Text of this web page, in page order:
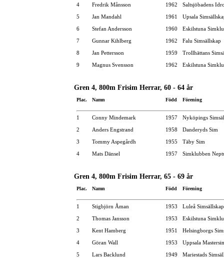
4
Fredrik Månsson 1962
Saltsjöbadens
5
Jan Mandahl 1961
Upsala
6
Stefan Andersson 1960
Eskilstuna
7
Gunnar Kihlberg 1962
Falu Simsällskap
8
Jan Pettersson 1959
Trollhättans
9
Magnus Svensson 1962 Eskilstuna
Gren 4, 800m Frisim Herrar, 60 - 64 år
Plac. Namn Född Förening
1 Conny Mindemark 1957
Nyköpings
2
Anders Engstrand 1958
Danderyds Sim
3
Tommy Aspegårdh 1955
Täby Sim
4
Mats Dänsel 1957 Simklubben
Gren 4, 800m Frisim Herrar, 65 - 69 år
Plac. Namn Född Förening
1 Stigbjörn Åman 1953
Luleå Simsällskap
2
Thomas Jansson 1953
Eskilstuna
3
Kent Hamberg 1951
Helsingborgs
4
Göran Wall 1953
Uppsala
5
Lars Backlund 1949 Mariestads